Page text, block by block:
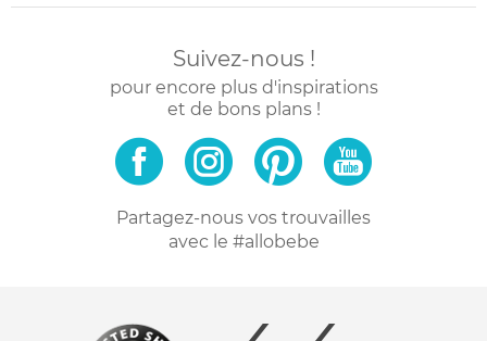
Suivez-nous !
pour encore plus d'inspirations
et de bons plans !
Partagez-nous vos trouvailles
avec le #allobebe